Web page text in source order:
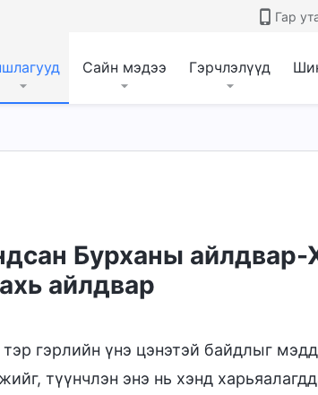
Гар
Сайн мэдээ Гэрчлэлүүд
Бурханы айлдвар-
айлдвар
гэрлийн үнэ цэнэтэй байдлыг
түүнчлэн энэ нь хэнд